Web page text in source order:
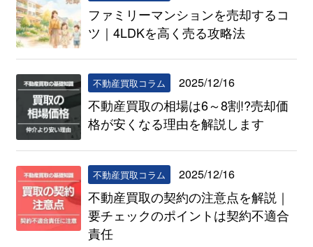
ファミリーマンションを売却するコ
ツ｜4LDKを高く売る攻略法
不動産買取コラム 2025/12/16
不動産買取の相場は6～8割!?売却価
格が安くなる理由を解説します
不動産買取コラム 2025/12/16
不動産買取の契約の注意点を解説｜
要チェックのポイントは契約不適合
責任